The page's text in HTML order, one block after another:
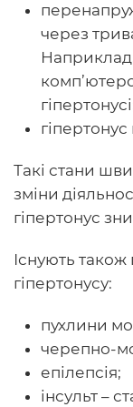
через
гіпертонус
Такі стани
зміни
гіпертонус
Існують також
гіпертонусу:
пухлини
черепно-
епілепсія;
інсульт –